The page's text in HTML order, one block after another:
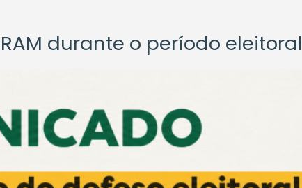
durante o período eleitoral